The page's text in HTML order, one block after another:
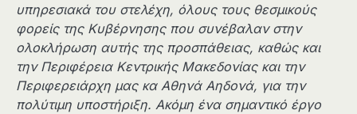
υπηρεσιακά του στελέχη, όλους τους θεσμικούς
φορείς της Κυβέρνησης που συνέβαλαν στην
ολοκλήρωση αυτής της προσπάθειας, καθώς και
την Περιφέρεια Κεντρικής Μακεδονίας και την
Περιφερειάρχη μας κα Αθηνά Αηδονά, για την
πολύτιμη υποστήριξη. Ακόμη ένα σημαντικό έργο